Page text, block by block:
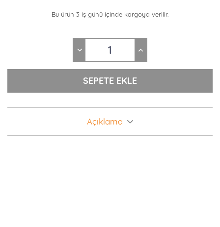
Bu ürün 3 iş günü içinde kargoya verilir.
Açıklama